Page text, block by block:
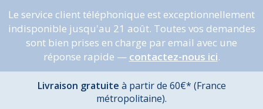
Le service client téléphonique est exceptionnellement
indisponible jusqu'au 21 août. Toutes vos demandes
sont bien prises en charge par email avec une
réponse rapide — contactez-nous ici.
Livraison gratuite à partir de 60€* (France
métropolitaine).